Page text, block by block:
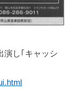
演し｢キャッシ